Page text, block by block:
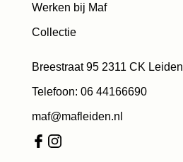
Werken bij Maf
Collectie
Breestraat 95 2311 CK Leiden
Telefoon: 06 44166690
maf@mafleiden.nl